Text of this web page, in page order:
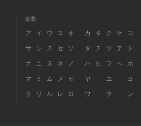
楽曲
ア イ ウ エ オ カ キ ク ケ コ
サ シ ス セ ソ タ チ ツ テ ト
ナ ニ ヌ ネ ノ ハ ヒ フ へ ホ
マ ミ ム メ モ ヤ ユ ヨ
ラ リ ル レ ロ ワ ヲ ン